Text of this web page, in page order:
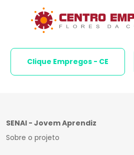
Clique Empregos - CE
SENAI - Jovem Aprendiz
Sobre o projeto